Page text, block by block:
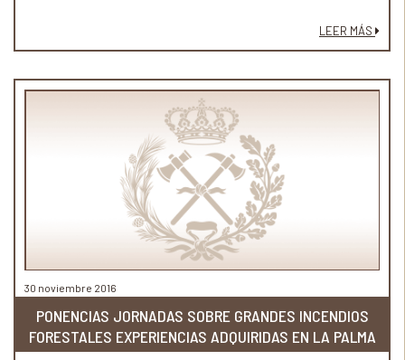
LEER MÁS
30 noviembre 2016
PONENCIAS JORNADAS SOBRE GRANDES INCENDIOS
FORESTALES EXPERIENCIAS ADQUIRIDAS EN LA PALMA